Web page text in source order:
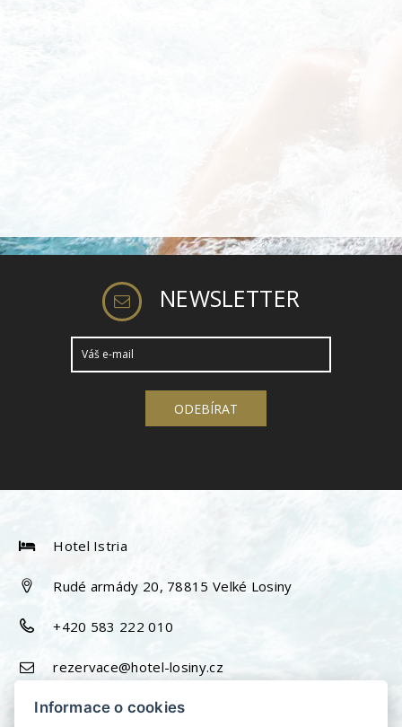
NEWSLETTER
Hotel Istria
Rudé armády 20, 78815 Velké Losiny
+420 583 222 010
rezervace@hotel-losiny.cz
Informace o cookies